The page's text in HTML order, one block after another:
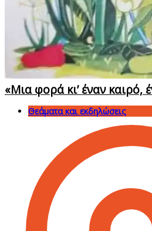
«Μια φορά κι’ έναν καιρό,
Θεάματα και εκδηλώσεις